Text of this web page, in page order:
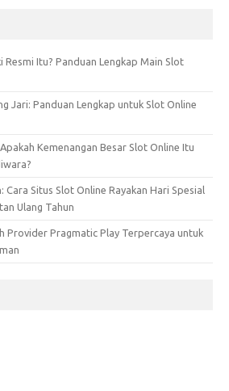
Resmi Itu? Panduan Lengkap Main Slot
Jari: Panduan Lengkap untuk Slot Online
Kemenangan Besar Slot Online Itu
Cara Situs Slot Online Rayakan Hari Spesial
Ulang Tahun
Provider Pragmatic Play Terpercaya untuk